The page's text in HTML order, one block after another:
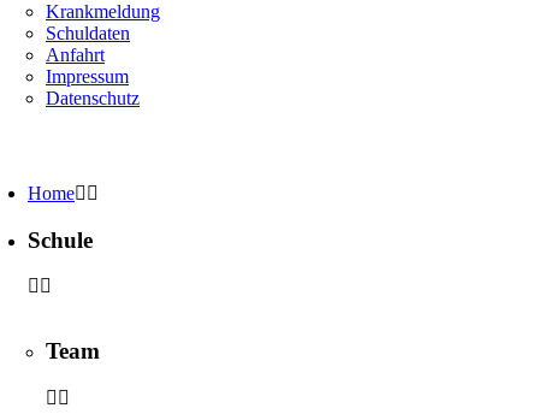
Krankmeldung
Schuldaten
Anfahrt
Impressum
Datenschutz
Home
Schule
Team